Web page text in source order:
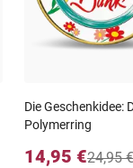
Die Geschenkidee:
Polymerring
14,95 €24,95 €